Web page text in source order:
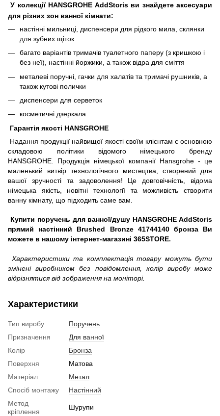
У колекції HANSGROHE AddStoris ви знайдете аксесуари
для різних зон ванної кімнати:
настінні мильниці, диспенсери для рідкого мила, склянки
для зубних щіток
багато варіантів тримачів туалетного паперу (з кришкою і
без неї), настінні йоржики, а також відра для сміття
металеві поручні, гачки для халатів та тримачі рушників, а
також кутові полички
диспенсери для серветок
косметичні дзеркала
Гарантія якості HANSGROHE
Надання продукції найвищої якості своїм клієнтам є основною
складовою політики відомого німецького бренду
HANSGROHE. Продукція німецької компанії Hansgrohe - це
маленький витвір технологічного мистецтва, створений для
вашої зручності та задоволення! Це довговічність, відома
німецька якість, новітні технології та можливість створити
ванну кімнату, що підходить саме вам.
Купити поручень для ванної/душу HANSGROHE AddStoris
прямий настінний Brushed Bronze 41744140 бронза Ви
можете в нашому інтернет-магазині 365STORE.
Характеристики та комплектація товару можуть бути
змінені виробником без повідомлення, колір виробу може
відрізнятися від зображення на моніторі.
Характеристики
Тип виробу
Поручень
Призначення
Для ванної
Колір
Бронза
Поверхня
Матова
Матеріал
Метал
Спосіб монтажу
Настінний
Метод
кріплення
Шурупи